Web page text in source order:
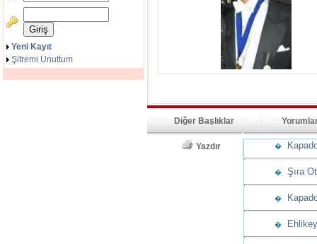
Yeni Kayıt
Şifremi Unuttum
Diğer Başlıklar
Yazdır �
� Şıra
�
�